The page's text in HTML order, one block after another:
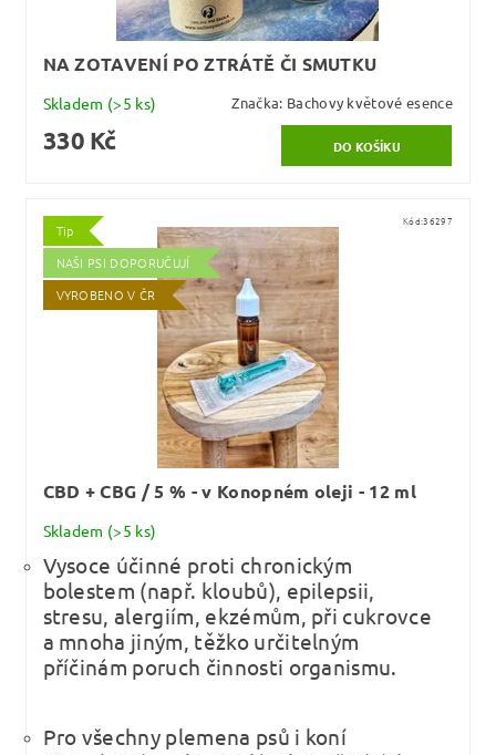
NA ZOTAVENÍ PO ZTRÁTĚ ČI SMUTKU
Skladem (>5 ks) Značka: Bachovy květové esence
330 Kč
Tip
NAŠI PSI DOPORUČUJÍ
VYROBENO V ČR
Kód:36297
CBD + CBG / 5 % - v Konopném oleji - 12 ml
Skladem (>5 ks)
Vysoce účinné proti chronickým
bolestem (např. kloubů), epilepsii,
stresu, alergiím, ekzémům, při cukrovce
a mnoha jiným, těžko určitelným
příčinám poruch činnosti organismu.
Pro všechny plemena psů i koní